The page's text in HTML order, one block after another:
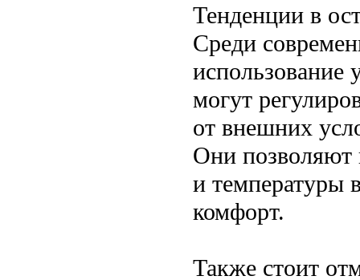
Тенденции в
Среди
могут
от внешних
Они позволяют
и температуры
комфорт.
Также стоит